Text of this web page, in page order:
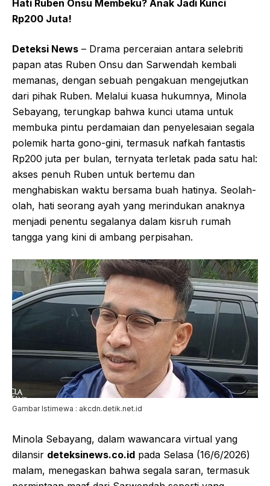
Hati Ruben Onsu Membeku? Anak Jadi Kunci
Rp200 Juta!
Deteksi News – Drama perceraian antara selebriti
papan atas Ruben Onsu dan Sarwendah kembali
memanas, dengan sebuah pengakuan mengejutkan
dari pihak Ruben. Melalui kuasa hukumnya, Minola
Sebayang, terungkap bahwa kunci utama untuk
membuka pintu perdamaian dan penyelesaian segala
polemik harta gono-gini, termasuk nafkah fantastis
Rp200 juta per bulan, ternyata terletak pada satu hal:
akses penuh Ruben untuk bertemu dan
menghabiskan waktu bersama buah hatinya. Seolah-
olah, hati seorang ayah yang merindukan anaknya
menjadi penentu segalanya dalam kisruh rumah
tangga yang kini di ambang perpisahan.
Gambar Istimewa : akcdn.detik.net.id
Minola Sebayang, dalam wawancara virtual yang
dilansir deteksinews.co.id pada Selasa (16/6/2026)
malam, menegaskan bahwa segala saran, termasuk